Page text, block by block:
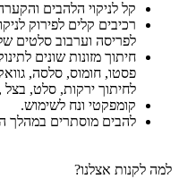
קל לניקוי הלהבים
רכיבים קלים לפירוק
לפריסה וערבוב סלטים
חיתוך מזונות שונים
פסטו, חומוס, סלסה,
לחיתוך ירקות, סלט, בצל
קומפקטי ונח לשימוש.
להבים מוסתרים במהלך
למה לקנות אצלנו?